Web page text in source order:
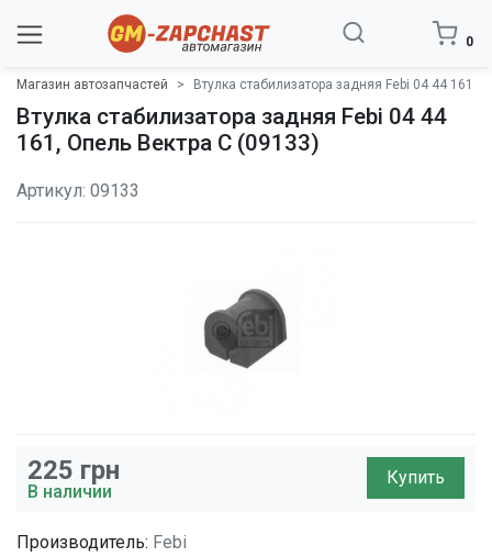
0
Магазин автозапчастей Втулка стабилизатора задняя Febi 04 44 161
Втулка стабилизатора задняя Febi 04 44
161, Опель Вектра C (09133)
Артикул: 09133
225 грн
В наличии
Купить
Производитель: Febi